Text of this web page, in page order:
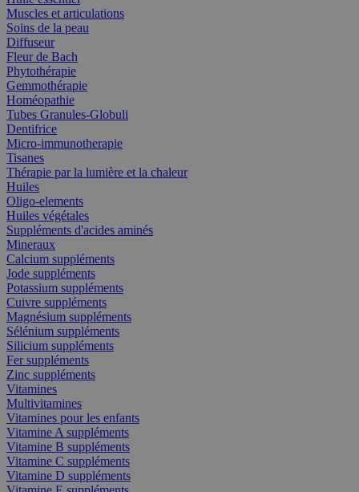
Muscles et articulations
Soins de la peau
Diffuseur
Fleur de Bach
Phytothérapie
Gemmothérapie
Homéopathie
Tubes Granules-Globuli
Dentifrice
Micro-immunotherapie
Tisanes
Thérapie par la lumière et la chaleur
Huiles
Oligo-elements
Huiles végétales
Suppléments d'acides aminés
Mineraux
Calcium suppléments
Jode suppléments
Potassium suppléments
Cuivre suppléments
Magnésium suppléments
Sélénium suppléments
Silicium suppléments
Fer suppléments
Zinc suppléments
Vitamines
Multivitamines
Vitamines pour les enfants
Vitamine A suppléments
Vitamine B suppléments
Vitamine C suppléments
Vitamine D suppléments